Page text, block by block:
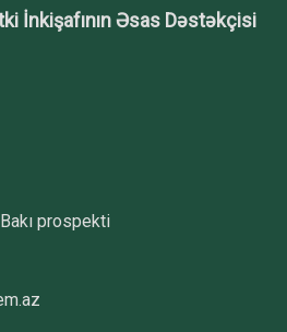
İnkişafının Əsas Dəstəkçisi
prospekti